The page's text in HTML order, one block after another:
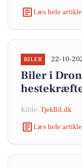
Læs hele
BILER 22-10-
Biler i
Kilde: TjekBil.dk
Læs hele